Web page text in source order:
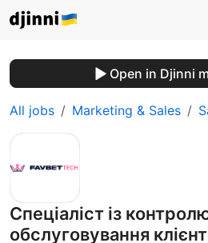
Open in Djinni
All jobs Marketing & Sales
Спеціаліст із
обслуговування